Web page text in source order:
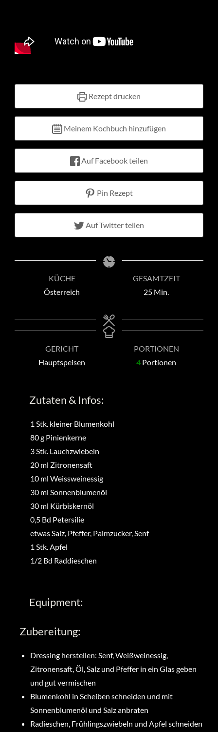
Rezept drucken
Meinem Kochbuch hinzufügen
Auf Facebook teilen
Pin Rezept
Auf Twitter teilen
KÜCHE
Österreich
GESAMTZEIT
25Minuten
Min.
GERICHT
Hauptspeisen
PORTIONEN
4 Portionen
Zutaten & Infos:
1 Stk. kleiner Blumenkohl
80g Pinienkerne
3Stk. Lauchzwiebeln
20 ml Zitronensaft
10 ml Weissweinessig
30 ml Sonnenblumenöl
30 ml Kürbiskernöl
0,5 Bd Petersilie
etwasSalz, Pfeffer, Palmzucker, Senf
1 Stk.Apfel
1/2 Bd Raddieschen
Equipment:
Zubereitung:
Dressing herstellen: Senf, Weißweinessig,
Zitronensaft, Öl, Salz und Pfeffer in ein Glas geben
und gut vermischen
Blumenkohl in Scheiben schneiden und mit
Sonnenblumenöl und Salz anbraten
Radieschen, Frühlingszwiebeln und Apfel schneiden